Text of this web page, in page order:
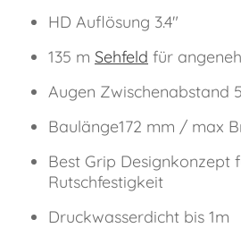
HD Auflösung 3.4"
135 m Sehfeld für
Augen Zwischenabstand
Baulänge172 mm / max
Best Grip Designkonzept
Rutschfestigkeit
Druckwasserdicht bis 1m